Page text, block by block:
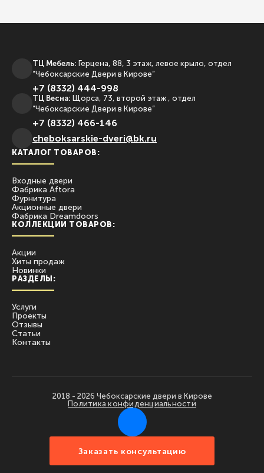
КАТАЛОГ ТОВАРОВ:
Входные двери
Фабрика Aftora
Фурнитура
Акционные двери
Фабрика Dreamdoors
КОЛЛЕКЦИИ ТОВАРОВ:
Акции
Хиты продаж
Новинки
РАЗДЕЛЫ:
Услуги
Проекты
Отзывы
Статьи
Контакты
ТЦ Мебель: Герцена, 88, 3 этаж, левое крыло, отдел
“Чебоксарские Двери в Кирове”
+7 (8332) 444-998
ТЦ Весна: Щорса, 73, второй этаж , отдел
“Чебоксарские Двери в Кирове”
+7 (8332) 466-146
сheboksarskie-dveri@bk.ru
2018 - 2026 Чебоксарские двери в Кирове
Политика конфиденциальности
Заказать консультацию